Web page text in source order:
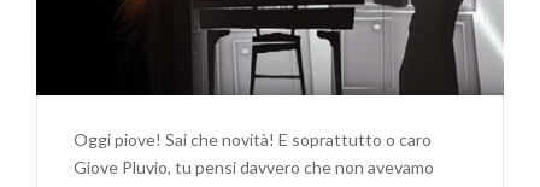
Oggi piove! Sai che novità! E soprattutto o caro
Giove Pluvio, tu pensi davvero che non avevamo